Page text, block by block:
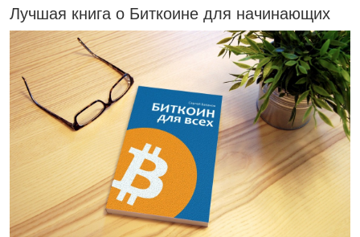
Лучшая книга о Биткоине для начинающих